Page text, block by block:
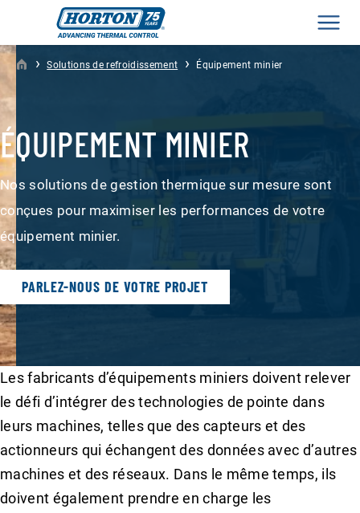
› Solutions de refroidissement › Équipement minier
ÉQUIPEMENT MINIER
Nos solutions de gestion thermique sur mesure sont
conçues pour maximiser les performances de votre
équipement minier.
PARLEZ-NOUS DE VOTRE PROJET
Les fabricants d’équipements miniers doivent relever
le défi d’intégrer des technologies de pointe dans
leurs machines, telles que des capteurs et des
actionneurs qui échangent des données avec d’autres
machines et des réseaux. Dans le même temps, ils
doivent également prendre en charge les